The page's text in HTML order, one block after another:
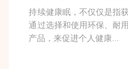
持续健康眠，不仅仅是指
通过选择和使用环保、耐
产品，来促进个人健康...